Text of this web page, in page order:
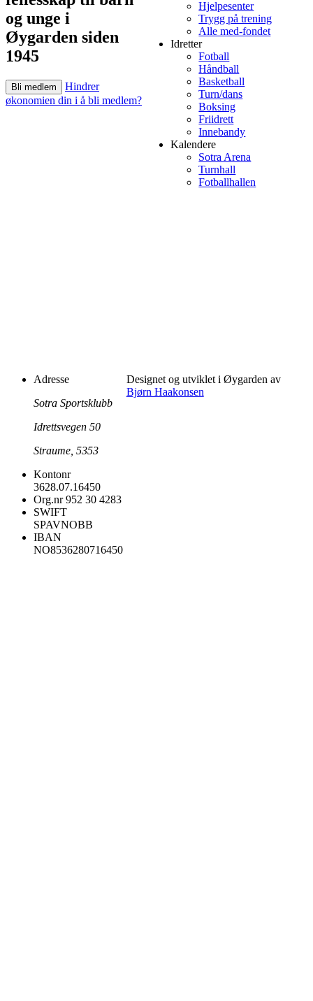
og unge i
Øygarden siden
1945
Bli medlem
Hindrer
økonomien din i å bli medlem?
Hjelpesenter
Trygg på trening
Alle med-fondet
Idretter
Fotball
Håndball
Basketball
Turn/dans
Boksing
Friidrett
Innebandy
Kalendere
Sotra Arena
Turnhall
Fotballhallen
Adresse
Sotra Sportsklubb
Idrettsvegen 50
Straume, 5353
Kontonr
3628.07.16450
Org.nr952 30 4283
SWIFT
SPAVNOBB
IBAN
NO8536280716450
Designet og utviklet i Øygarden av
Bjørn Haakonsen